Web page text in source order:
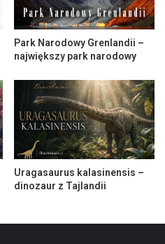
Park Narodowy Grenlandii –
największy park narodowy
Uragasaurus kalasinensis –
dinozaur z Tajlandii